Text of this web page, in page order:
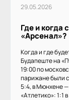
29.05.2026
Где и
«Арсенал»?
Когда и где
Будапеште на
19:00 по
парижане были
5:4, в Мюнхене —
«Атлетико»: 1:1